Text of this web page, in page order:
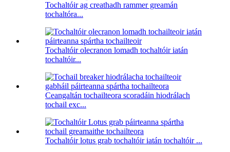
Tochaltóir ag creathadh rammer greamán
tochaltóra...
Tochaltóir olecranon lomadh tochaltóir iatán
tochaltóir...
Ceangaltán tochailteora scoradáin hiodrálach
tochail exc...
Tochaltóir lotus grab tochaltóir iatán tochaltóir ...